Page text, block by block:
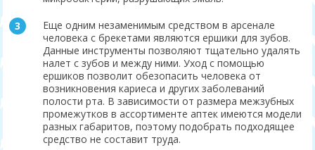
Еще одним незаменимым средством в арсенале
человека с брекетами являются ершики для зубов.
Данные инструменты позволяют тщательно удалять
налет с зубов и между ними. Уход с помощью
ершиков позволит обезопасить человека от
возникновения кариеса и других заболеваний
полости рта. В зависимости от размера межзубных
промежутков в ассортименте аптек имеются модели
разных габаритов, поэтому подобрать подходящее
средство не составит труда.